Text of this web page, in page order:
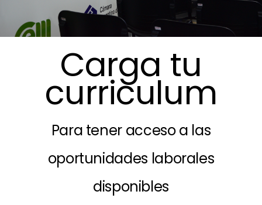
Carga tu
curriculum
Para tener acceso a las
oportunidades laborales
disponibles